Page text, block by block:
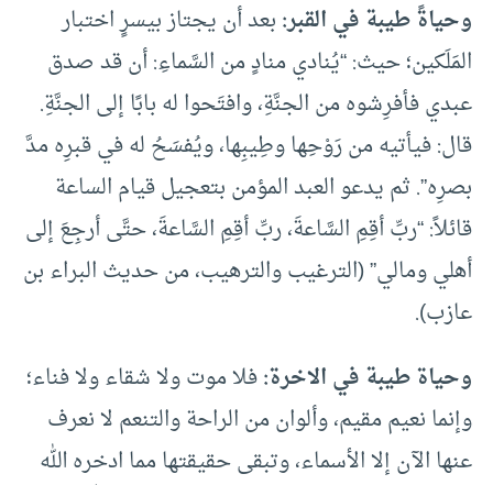
وحياةً طيبة في القبر:بعد أن يجتاز بيسرٍ اختبار
المَلَكين؛ حيث: “يُنادي منادٍ من السَّماءِ: أن قد صدق
عبدي فأفرِشوه من الجنَّةِ، وافتَحوا له بابًا إلى الجنَّةِ.
قال: فيأتيه من رَوْحِها وطِيبِها، ويُفسَحُ له في قبرِه مدَّ
بصرِه”. ثم يدعو العبد المؤمن بتعجيل قيام الساعة
قائلاً: “ربِّ أقِمِ السَّاعةَ، ربِّ أقِمِ السَّاعةَ، حتَّى أرجِعَ إلى
أهلي ومالي” (الترغيب والترهيب، من حديث البراء بن
عازب).
وحياة طيبة في الاخرة:فلا موت ولا شقاء ولا فناء؛
وإنما نعيم مقيم، وألوان من الراحة والتنعم لا نعرف
عنها الآن إلا الأسماء، وتبقى حقيقتها مما ادخره الله